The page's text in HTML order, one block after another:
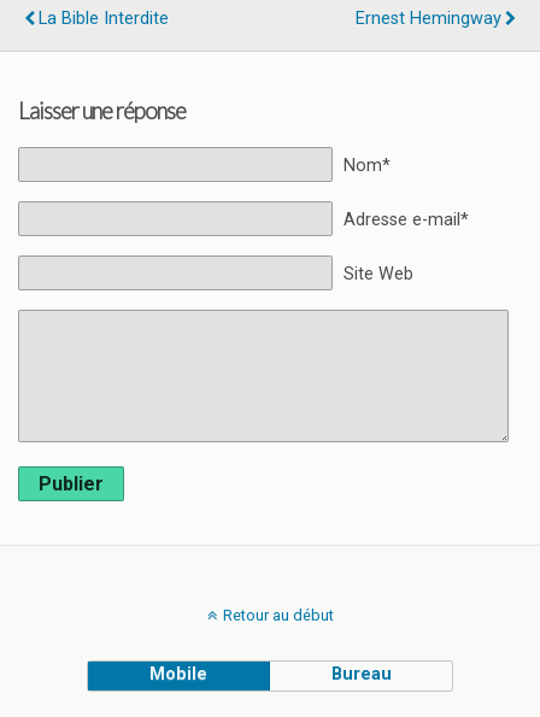
La Bible Interdite
Ernest Hemingway
Laisser une réponse
Nom*
Adresse e-mail*
Site Web
Publier
Retour au début
Mobile Bureau